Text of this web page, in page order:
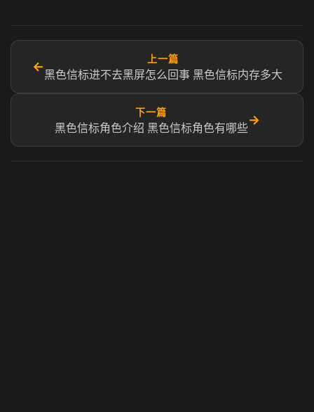
←
上一篇
黑色信标进不去黑屏怎么回事 黑色信标内存多大
下一篇
黑色信标角色介绍 黑色信标角色有哪些
→